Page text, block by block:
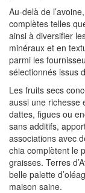
Au-delà de
complètes telles
ainsi à diversifier
minéraux et en
parmi les
sélectionnés issus
Les fruits secs
aussi une richesse
dattes, figues ou
sans additifs,
associations avec
chia complètent le
graisses. Terres
belle palette
maison saine.